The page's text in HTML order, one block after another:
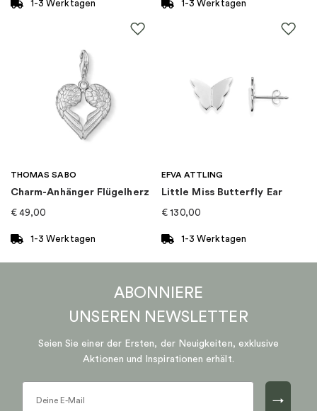
1-3 Werktagen 1-3 Werktagen
THOMAS SABO
Charm-Anhänger Flügelherz
€ 49,00
1-3 Werktagen
EFVA ATTLING
Little Miss Butterfly Ear
€ 130,00
1-3 Werktagen
ABONNIERE
UNSEREN NEWSLETTER
Seien Sie einer der Ersten, der Neuigkeiten, exklusive
Aktionen und Inspirationen erhält.
→